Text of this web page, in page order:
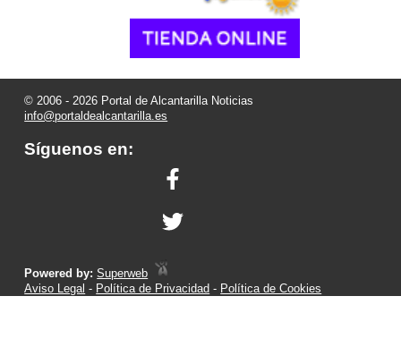
© 2006 - 2026 Portal de Alcantarilla Noticias
info@portaldealcantarilla.es
Síguenos en:
Powered by:Superweb
Aviso Legal - Política de Privacidad - Política de Cookies